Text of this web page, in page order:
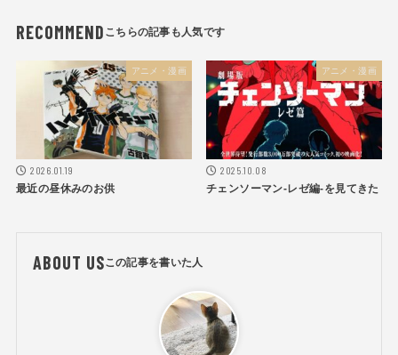
RECOMMEND
アニメ・漫画
2026.01.19
最近の昼休みのお供
アニメ・漫画
2025.10.08
チェンソーマン-レゼ編-を見てきた
ABOUT US